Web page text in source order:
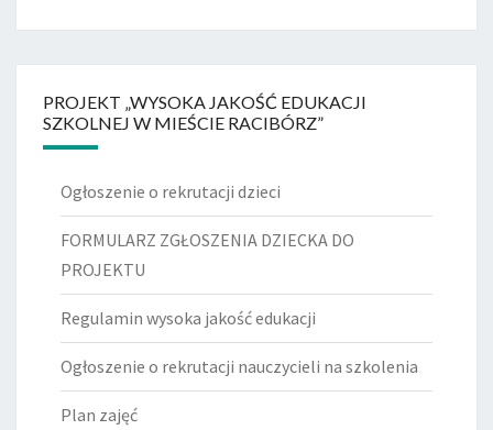
PROJEKT „WYSOKA JAKOŚĆ EDUKACJI
SZKOLNEJ W MIEŚCIE RACIBÓRZ”
Ogłoszenie o rekrutacji dzieci
FORMULARZ ZGŁOSZENIA DZIECKA DO
PROJEKTU
Regulamin wysoka jakość edukacji
Ogłoszenie o rekrutacji nauczycieli na szkolenia
Plan zajęć